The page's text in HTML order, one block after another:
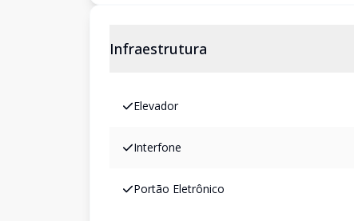
Infraestrutura
Elevador
Interfone
Portão Eletrônico